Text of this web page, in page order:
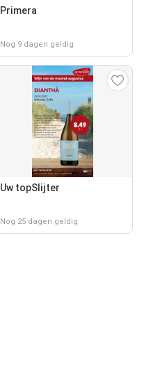
Primera
Nog 9 dagen geldig
Uw topSlijter
Nog 25 dagen geldig